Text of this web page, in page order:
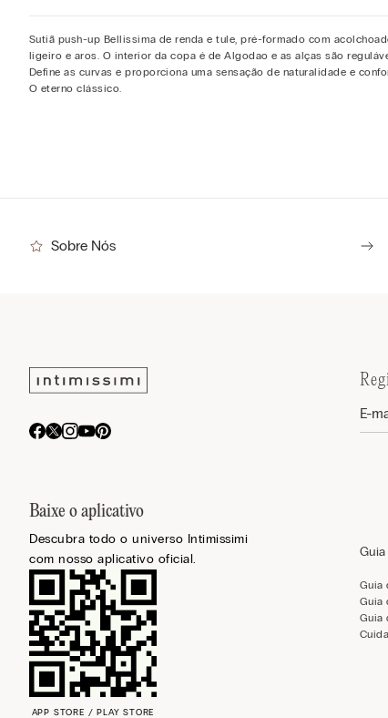
Sutiã push-up Bellissima de renda e tule, pré-formado com
ligeiro e aros. O interior da copa é de Algodao e as alças são
Define as curvas e proporciona uma sensação de naturalidade e
O eterno clássico.
Sobre Nós
Baixe o aplicativo
Descubra todo o universo Intimissimi
com nosso aplicativo oficial.
APP STORE / PLAY STORE
Guia
Guia
Guia